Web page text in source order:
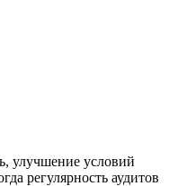
улучшение условий
регулярность аудитов